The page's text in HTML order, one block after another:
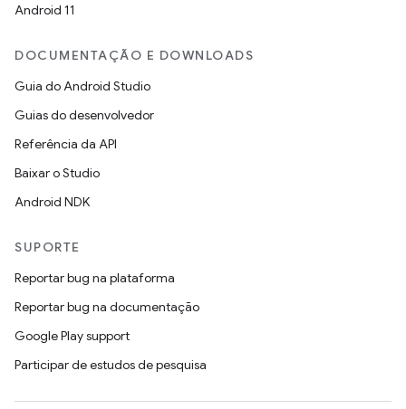
Android 11
DOCUMENTAÇÃO E DOWNLOADS
Guia do Android Studio
Guias do desenvolvedor
Referência da API
Baixar o Studio
Android NDK
SUPORTE
Reportar bug na plataforma
Reportar bug na documentação
Google Play support
Participar de estudos de pesquisa